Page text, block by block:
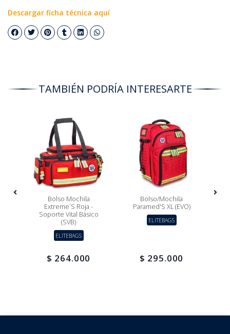
Descargar ficha técnica aquí
TAMBIÉN PODRÍA INTERESARTE
Bolso Mochila
Extreme´s Roja -
Soporte Vital Básico
(SVB)
ELITEBAGS
$ 264.000
Bolso/Mochila
Paramed'S XL (EVO)
ELITEBAGS
$ 295.000